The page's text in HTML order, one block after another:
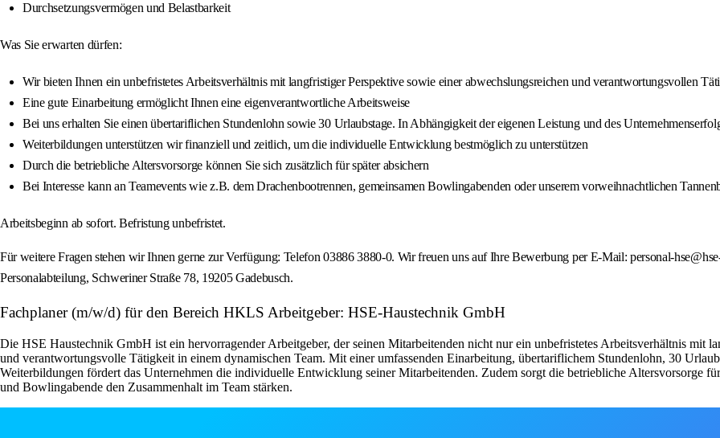
Durchsetzungsvermögen und Belastbarkeit
Was Sie erwarten dürfen:
Wir bieten Ihnen ein unbefristetes Arbeitsverhältnis mit langfristiger Perspektive sowie einer abwechslungsreichen und verantwortungsvollen
Eine gute Einarbeitung ermöglicht Ihnen eine eigenverantwortliche Arbeitsweise
Bei uns erhalten Sie einen übertariflichen Stundenlohn sowie 30 Urlaubstage. In Abhängigkeit der eigenen Leistung und des
Weiterbildungen unterstützen wir finanziell und zeitlich, um die individuelle Entwicklung bestmöglich zu unterstützen
Durch die betriebliche Altersvorsorge können Sie sich zusätzlich für später absichern
Bei Interesse kann an Teamevents wie z.B. dem Drachenbootrennen, gemeinsamen Bowlingabenden oder unserem vorweihnachtlichen
Arbeitsbeginn ab sofort. Befristung unbefristet.
Für weitere Fragen stehen wir Ihnen gerne zur Verfügung: Telefon 03886 3880-0. Wir freuen uns auf Ihre Bewerbung per E-Mail: personal-
Personalabteilung, Schweriner Straße 78, 19205 Gadebusch.
Fachplaner (m/w/d) für den Bereich HKLS Arbeitgeber: HSE-Haustechnik GmbH
Die HSE Haustechnik GmbH ist ein hervorragender Arbeitgeber, der seinen Mitarbeitenden nicht nur ein unbefristetes Arbeitsverhältnis mit
und verantwortungsvolle Tätigkeit in einem dynamischen Team. Mit einer umfassenden Einarbeitung, übertariflichem Stundenlohn, 30
Weiterbildungen fördert das Unternehmen die individuelle Entwicklung seiner Mitarbeitenden. Zudem sorgt die betriebliche Altersvorsorge
und Bowlingabende den Zusammenhalt im Team stärken.